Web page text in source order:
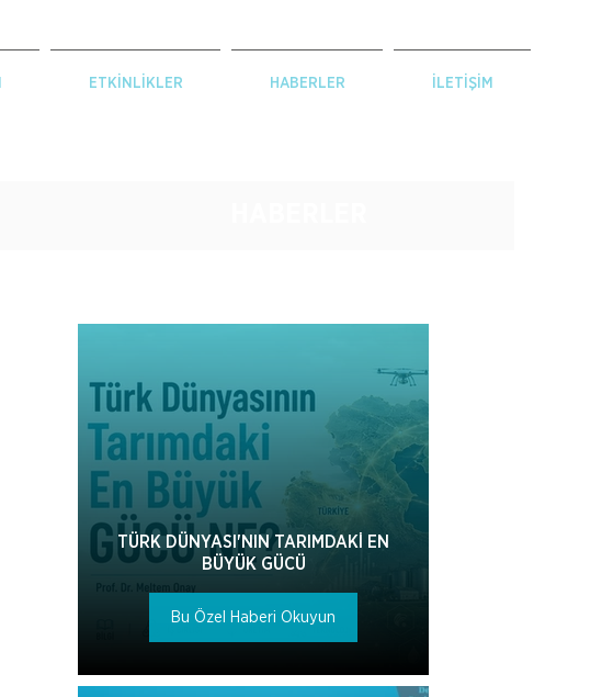
ETKİNLİKLER HABERLER İLETİŞİM
TÜRK DÜNYASI'NIN TARIMDAKİ EN
BÜYÜK GÜCÜ
Bu Özel Haberi Okuyun